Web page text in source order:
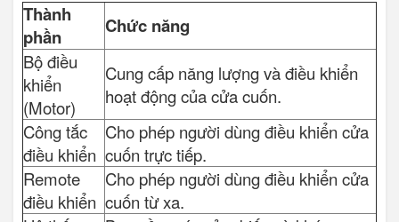
Thành
phần
Chức năng
Bộ điều
khiển
(Motor)
Cung cấp năng lượng và điều khiển
hoạt động của cửa cuốn.
Công tắc
điều khiển
Cho phép người dùng điều khiển cửa
cuốn trực tiếp.
Remote
điều khiển
Cho phép người dùng điều khiển cửa
cuốn từ xa.